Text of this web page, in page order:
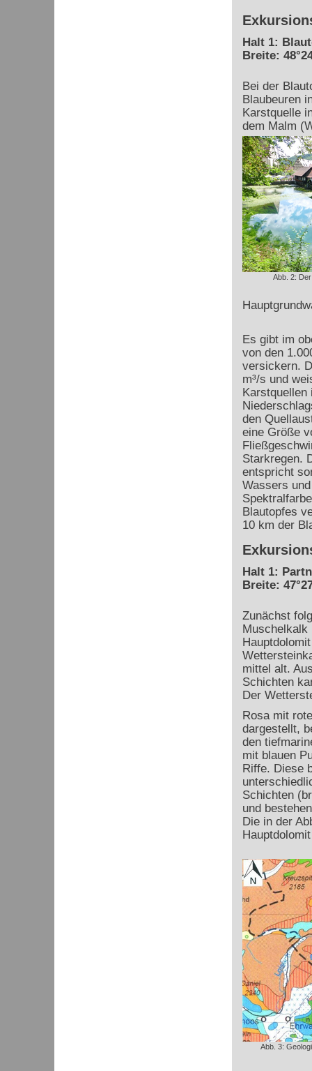
Halt 1:
Breite:
Bei der
Blaubeuren
Karstquelle
dem Malm
Abb. 2:
Es gibt im
von den
versickern.
m³/s und
Karstquellen
den
eine Größe
Starkregen.
entspricht
Wassers
Blautopfes
10 km der
Halt 1:
Breite:
Zunächst
Muschelkalk
mittel alt.
Schichten
Der
Rosa mit
dargestellt,
den
mit blauen
Riffe. Diese
Schichten
und
Die in der
Abb. 3: